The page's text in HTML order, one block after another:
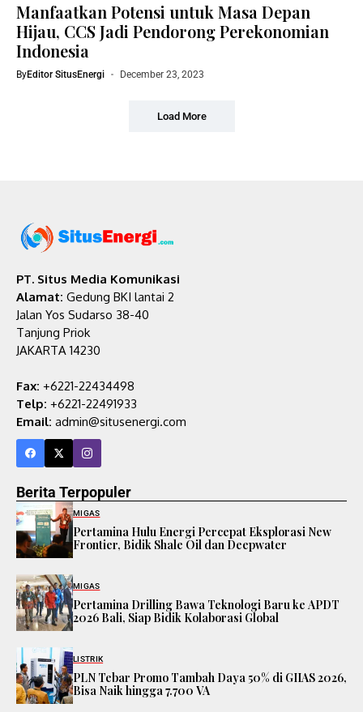
Manfaatkan Potensi untuk Masa Depan
Hijau, CCS Jadi Pendorong Perekonomian
Indonesia
ByEditor SitusEnergi December 23, 2023
Load More
PT. Situs Media Komunikasi
Alamat: Gedung BKI lantai 2
Jalan Yos Sudarso 38-40
Tanjung Priok
JAKARTA 14230
Fax: +6221-22434498
Telp: +6221-22491933
Email: admin@situsenergi.com
Berita Terpopuler
MIGAS
Pertamina Hulu Energi Percepat Eksplorasi New
Frontier, Bidik Shale Oil dan Deepwater
MIGAS
Pertamina Drilling Bawa Teknologi Baru ke APDT
2026 Bali, Siap Bidik Kolaborasi Global
LISTRIK
PLN Tebar Promo Tambah Daya 50% di GIIAS 2026,
Bisa Naik hingga 7.700 VA